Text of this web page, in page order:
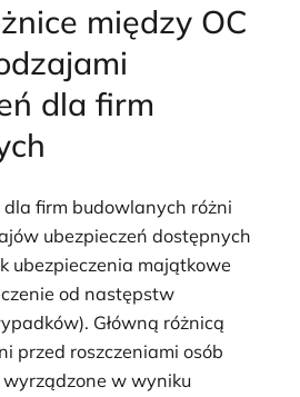
między OC
dla firm
dla firm budowlanych różni
ubezpieczeń dostępnych
ubezpieczenia majątkowe
od następstw
Główną różnicą
przed roszczeniami osób
w wyniku